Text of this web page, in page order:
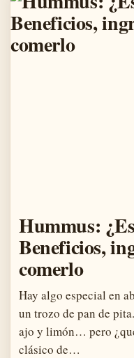
Hummus:
Beneficios,
comerlo
Hay algo especial en
un trozo de pan de
ajo y limón… pero
clásico de…